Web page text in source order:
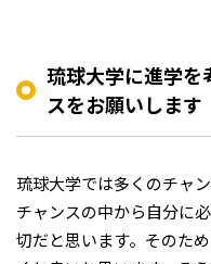
琉球大学に進学を
スをお願いします
琉球大学では多くのチャ
チャンスの中から自分に
切だと思います。そのた